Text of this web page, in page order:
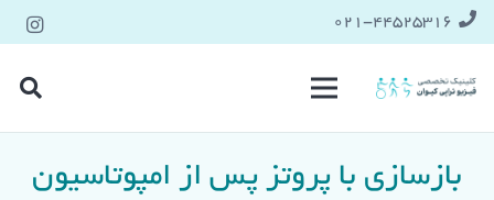
021-۴۴۵۲۵۳۱۶
بازسازی با پروتز پس از امپوتاسیون